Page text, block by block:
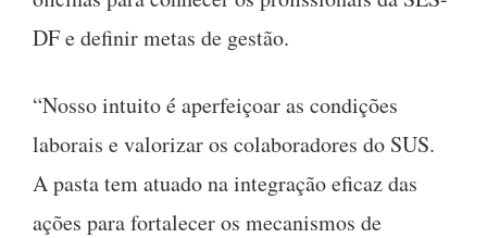
DF e definir metas de gestão.
“Nosso intuito é aperfeiçoar as condições
laborais e valorizar os colaboradores do SUS.
A pasta tem atuado na integração eficaz das
ações para fortalecer os mecanismos de